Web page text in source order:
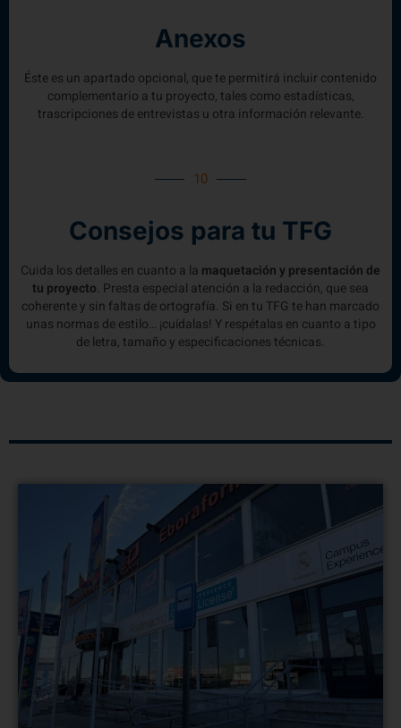
Anexos
Éste es un apartado opcional, que te permitirá incluir contenido
complementario a tu proyecto, tales como estadísticas,
trascripciones de entrevistas u otra información relevante.
10
Consejos para tu TFG
Cuida los detalles en cuanto a la maquetación y presentación de
tu proyecto. Presta especial atención a la redacción, que sea
coherente y sin faltas de ortografía. Si en tu TFG te han marcado
unas normas de estilo… ¡cuídalas! Y respétalas en cuanto a tipo
de letra, tamaño y especificaciones técnicas.